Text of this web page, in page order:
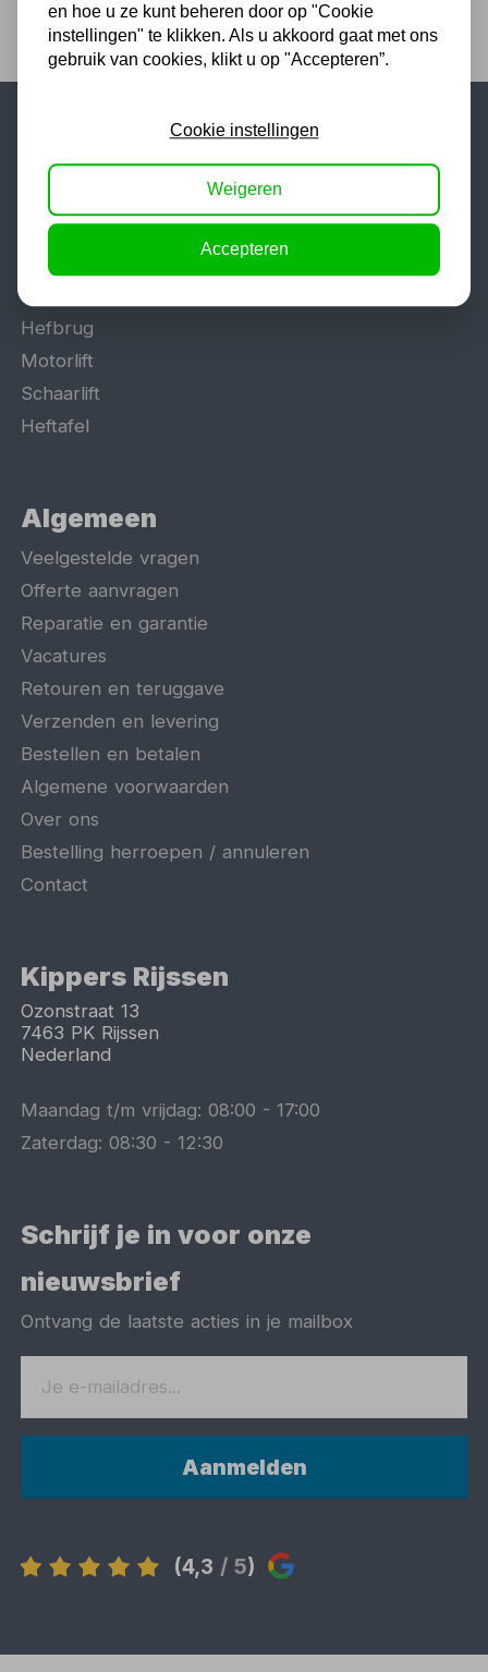
Populaire categorieën
Lasapparaat
Tig lasapparaat
Aggregaat
Hefbrug
Motorlift
Schaarlift
Heftafel
Algemeen
Veelgestelde vragen
Offerte aanvragen
Reparatie en garantie
Vacatures
Retouren en teruggave
Verzenden en levering
Bestellen en betalen
Algemene voorwaarden
Over ons
Bestelling herroepen / annuleren
Contact
Kippers Rijssen
Ozonstraat 13
7463 PK Rijssen
Nederland
Maandag t/m vrijdag:08:00 -17:00
Zaterdag:08:30 -12:30
Schrijf je in voor onze
nieuwsbrief
Ontvang de laatste acties in je mailbox
Aanmelden
(4,3 / 5)
en hoe u ze kunt beheren door op "Cookie
instellingen" te klikken. Als u akkoord gaat met ons
gebruik van cookies, klikt u op "Accepteren”.
Cookie instellingen
Weigeren
Accepteren